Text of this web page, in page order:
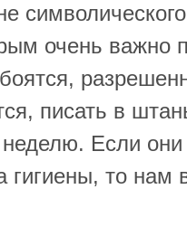
очень важно
писать в
неделю. Если
гигиены, то нам